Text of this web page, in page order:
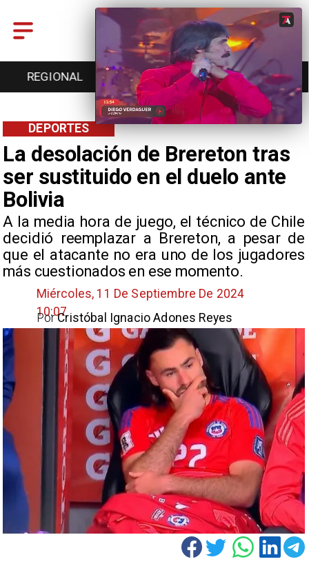
REGIONAL ENTRETENCIÓN DEPORTES
La desolación de Brereton tras
ser sustituido en el duelo ante
Bolivia
​A la media hora de juego, el técnico de Chile
decidió reemplazar a Brereton, a pesar de
que el atacante no era uno de los jugadores
más cuestionados en ese momento.
DEPORTES
Miércoles, 11 De Septiembre De 2024
10:07Cristóbal Ignacio Adones Reyes
Por